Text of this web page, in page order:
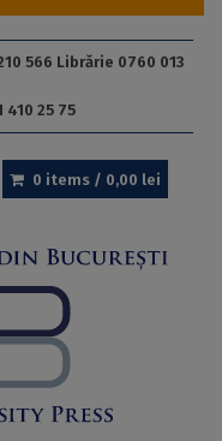
566 Librărie 0760 013
25 75
0 items / 0,00 lei